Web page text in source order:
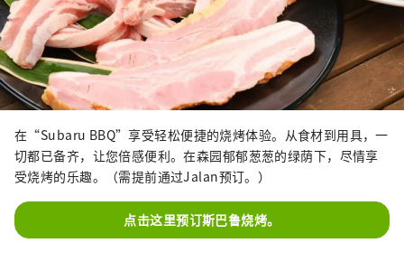
在“Subaru BBQ”享受轻松便捷的烧烤体验。从食材到用具，一
切都已备齐，让您倍感便利。在森园郁郁葱葱的绿荫下，尽情享
受烧烤的乐趣。（需提前通过Jalan预订。）
点击这里预订斯巴鲁烧烤。